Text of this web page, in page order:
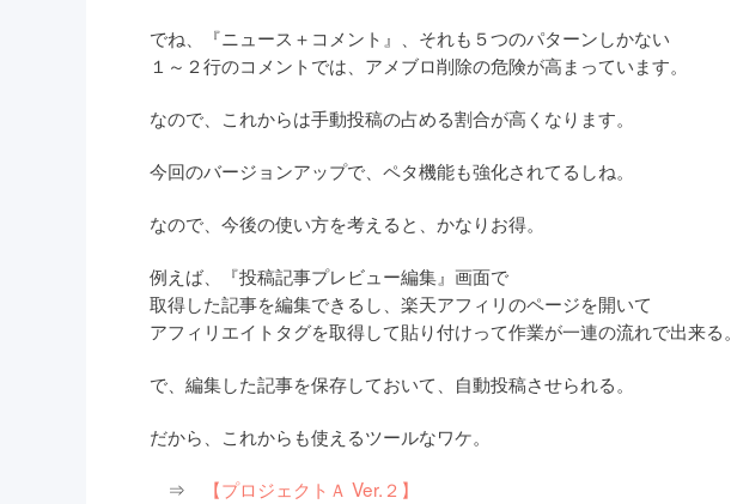
でね、『ニュース＋コメント』、それも５つのパターンしかない
１～２行のコメントでは、アメブロ削除の危険が高まっています。
なので、これからは手動投稿の占める割合が高くなります。
今回のバージョンアップで、ペタ機能も強化されてるしね。
なので、今後の使い方を考えると、かなりお得。
例えば、『投稿記事プレビュー編集』画面で
取得した記事を編集できるし、楽天アフィリのページを開いて
アフィリエイトタグを取得して貼り付けって作業が一連の流れで出来る。
で、編集した記事を保存しておいて、自動投稿させられる。
だから、これからも使えるツールなワケ。
⇒
【プロジェクトＡ Ver.２】